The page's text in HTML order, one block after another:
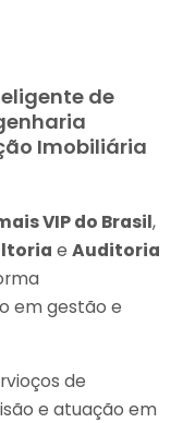
de
Imobiliária
VIP do Brasil,
e Auditoria
em gestão e
de
e atuação em